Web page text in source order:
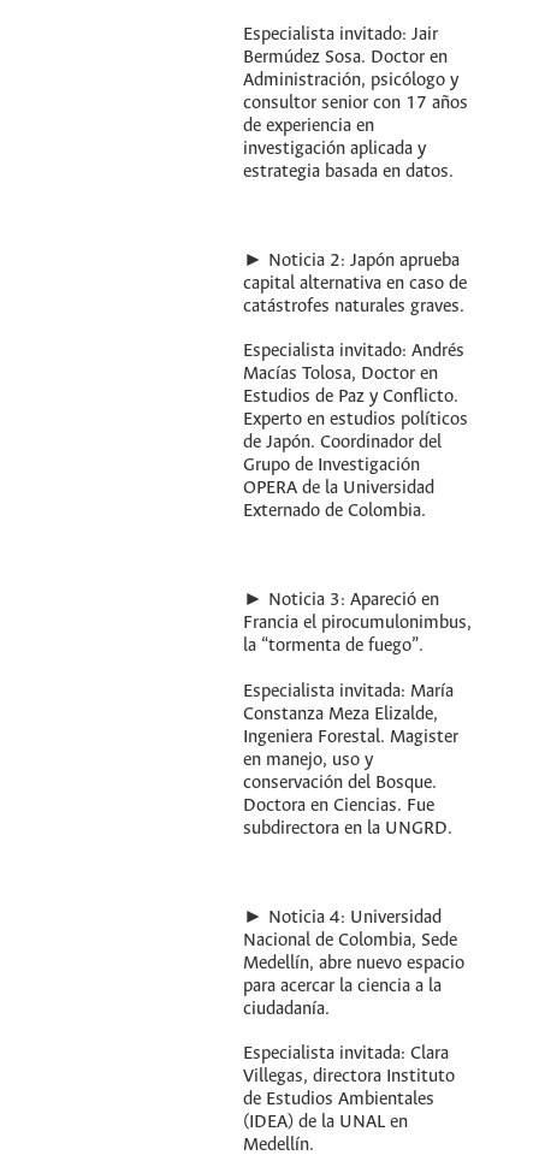
Especialista invitado: Jair
Bermúdez Sosa. Doctor en
Administración, psicólogo y
consultor senior con 17 años
de experiencia en
investigación aplicada y
estrategia basada en datos.
► Noticia 2: Japón aprueba
capital alternativa en caso de
catástrofes naturales graves.
Especialista invitado: Andrés
Macías Tolosa, Doctor en
Estudios de Paz y Conflicto.
Experto en estudios políticos
de Japón. Coordinador del
Grupo de Investigación
OPERA de la Universidad
Externado de Colombia.
► Noticia 3: Apareció en
Francia el pirocumulonimbus,
la “tormenta de fuego”.
Especialista invitada: María
Constanza Meza Elizalde,
Ingeniera Forestal. Magister
en manejo, uso y
conservación del Bosque.
Doctora en Ciencias. Fue
subdirectora en la UNGRD.
► Noticia 4: Universidad
Nacional de Colombia, Sede
Medellín, abre nuevo espacio
para acercar la ciencia a la
ciudadanía.
Especialista invitada: Clara
Villegas, directora Instituto
de Estudios Ambientales
(IDEA) de la UNAL en
Medellín.